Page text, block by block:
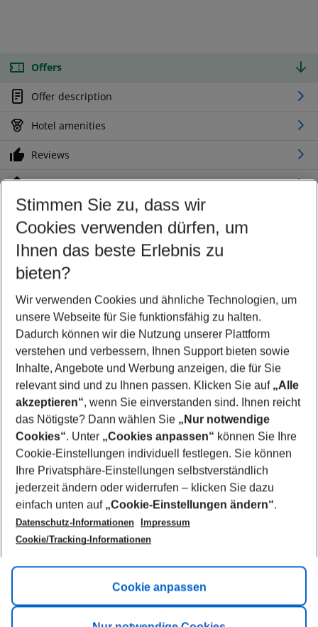
Offers
Offer description
Hotel amenities
Reviews
Location
Customize your offer
Find the perfect deal which suits your best
Your departure airport
Any airport
Select your date range
11/08/26–09/08/27 5-8 nights
Who will travel
2 adults No children
Show more filter
Footer
Footer navigation
Title A
Link A
Stimmen Sie zu, dass wir
Cookies verwenden dürfen, um
Ihnen das beste Erlebnis zu
bieten?
Wir verwenden Cookies und ähnliche Technologien, um
unsere Webseite für Sie funktionsfähig zu halten.
Dadurch können wir die Nutzung unserer Plattform
verstehen und verbessern, Ihnen Support bieten sowie
Inhalte, Angebote und Werbung anzeigen, die für Sie
relevant sind und zu Ihnen passen. Klicken Sie auf „Alle
akzeptieren“, wenn Sie einverstanden sind. Ihnen reicht
das Nötigste? Dann wählen Sie „Nur notwendige
Cookies“. Unter „Cookies anpassen“ können Sie Ihre
Cookie-Einstellungen individuell festlegen. Sie können
Ihre Privatsphäre-Einstellungen selbstverständlich
jederzeit ändern oder widerrufen – klicken Sie dazu
einfach unten auf „Cookie-Einstellungen ändern“.
Datenschutz-Informationen
Impressum
Cookie/Tracking-Informationen
Cookie anpassen